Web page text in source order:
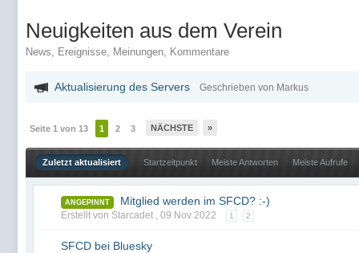
Neuigkeiten aus dem Verein
News, Ereignisse, Meinungen, Kommentare
Aktualisierung des Servers Geschrieben von Markus
Seite 1 von 13 1 2 3 NÄCHSTE »
Zuletzt aktualisiert Startzeitpunkt Meiste Antworten Meiste Aufrufe
ANGEPINNT Mitglied werden im SFCD? :-)
Erstellt von Starcadet , 09 Nov 2022 1 2
SFCD bei Bluesky